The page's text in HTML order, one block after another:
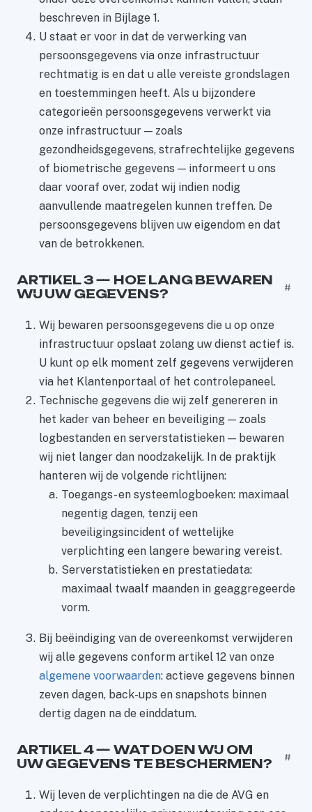
beschreven in Bijlage 1.
U staat er voor in dat de verwerking van
persoonsgegevens via onze infrastructuur
rechtmatig is en dat u alle vereiste grondslagen
en toestemmingen heeft. Als u bijzondere
categorieën persoonsgegevens verwerkt via
onze infrastructuur — zoals
gezondheidsgegevens, strafrechtelijke gegevens
of biometrische gegevens — informeert u ons
daar vooraf over, zodat wij indien nodig
aanvullende maatregelen kunnen treffen. De
persoonsgegevens blijven uw eigendom en dat
van de betrokkenen.
ARTIKEL 3 — HOE LANG BEWAREN
WIJ UW GEGEVENS?
#
Wij bewaren persoonsgegevens die u op onze
infrastructuur opslaat zolang uw dienst actief is.
U kunt op elk moment zelf gegevens verwijderen
via het Klantenportaal of het controlepaneel.
Technische gegevens die wij zelf genereren in
het kader van beheer en beveiliging — zoals
logbestanden en serverstatistieken — bewaren
wij niet langer dan noodzakelijk. In de praktijk
hanteren wij de volgende richtlijnen:
Toegangs- en systeemlogboeken: maximaal
negentig dagen, tenzij een
beveiligingsincident of wettelijke
verplichting een langere bewaring vereist.
Serverstatistieken en prestatiedata:
maximaal twaalf maanden in geaggregeerde
vorm.
Bij beëindiging van de overeenkomst verwijderen
wij alle gegevens conform artikel 12 van onze
algemene voorwaarden: actieve gegevens binnen
zeven dagen, back-ups en snapshots binnen
dertig dagen na de einddatum.
ARTIKEL 4 — WAT DOEN WIJ OM
UW GEGEVENS TE BESCHERMEN?
#
Wij leven de verplichtingen na die de AVG en